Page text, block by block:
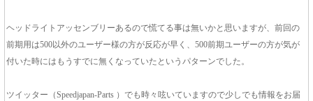
ヘッドライトアッセンブリーあるので慌てる事は無いかと思いますが、前回の
前期用は500以外のユーザー様の方が反応が早く、500前期ユーザーの方が気が
付いた時にはもうすでに無くなっていたというパターンでした。
ツイッター（Speedjapan-Parts ）でも時々呟いていますので少しでも情報をお届